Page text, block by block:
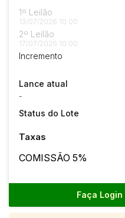
1º Leilão
13/07/2026 10:00
2º Leilão
17/07/2026 10:00
Incremento
Lance atual
-
Status do Lote
Taxas
COMISSÃO 5%
Faça Login